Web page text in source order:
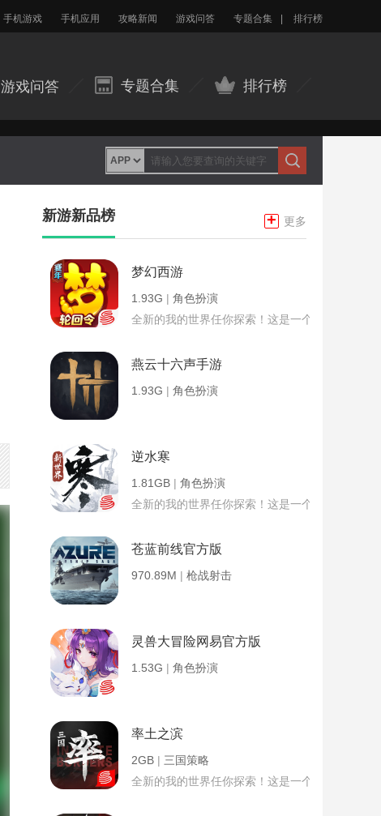
手机游戏 手机应用 攻略新闻 游戏问答 专题合集 排行榜
游戏问答 专题合集 排行榜
新游新品榜 + 更多
梦幻西游
1.93G | 角色扮演
全新的我的世界任你探索！这是一个小提示字段。
燕云十六声手游
1.93G | 角色扮演
逆水寒
1.81GB | 角色扮演
全新的我的世界任你探索！这是一个小提示字段。
苍蓝前线官方版
970.89M | 枪战射击
灵兽大冒险网易官方版
1.53G | 角色扮演
率土之滨
2GB | 三国策略
全新的我的世界任你探索！这是一个小提示字段。